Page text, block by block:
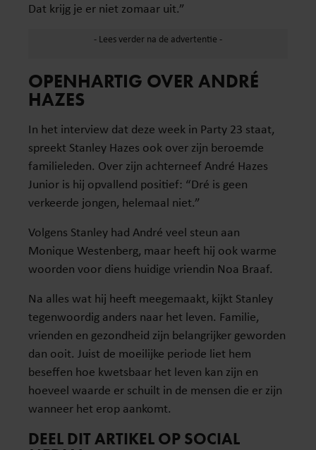
Dat krijg je er niet zomaar uit.”
OPENHARTIG OVER ANDRÉ
HAZES
In het interview dat deze week in Party 23 staat,
spreekt Stanley Hazes ook over zijn beroemde
familieleden. Over zijn achterneef André Hazes
Junior is hij opvallend positief: “Dré is geen
verkeerde jongen, helemaal niet.”
Volgens Stanley had André veel steun aan
Monique Westenberg, maar heeft hij ook warme
woorden voor diens huidige vriendin Noa Braaf.
Na alles wat hij heeft meegemaakt, kijkt Stanley
tegenwoordig anders naar het leven. Familie,
vrienden en gezondheid zijn belangrijker geworden
dan ooit. Juist de moeilijke periode liet hem
beseffen hoe kwetsbaar het leven kan zijn en
hoeveel waarde er schuilt in de mensen die er zijn
wanneer het erop aankomt.
DEEL DIT ARTIKEL OP SOCIAL